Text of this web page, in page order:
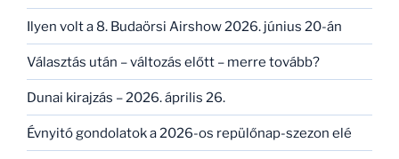
Ilyen volt a 8. Budaörsi Airshow 2026. június 20-án
Választás után – változás előtt – merre tovább?
Dunai kirajzás – 2026. április 26.
Évnyitó gondolatok a 2026-os repülőnap-szezon elé